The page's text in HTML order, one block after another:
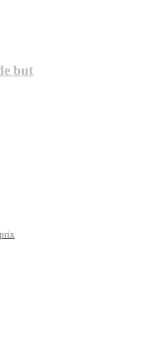
but